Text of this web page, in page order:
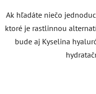
Ak hľadáte niečo
ktoré je rastlinnou
bude aj Kyselina